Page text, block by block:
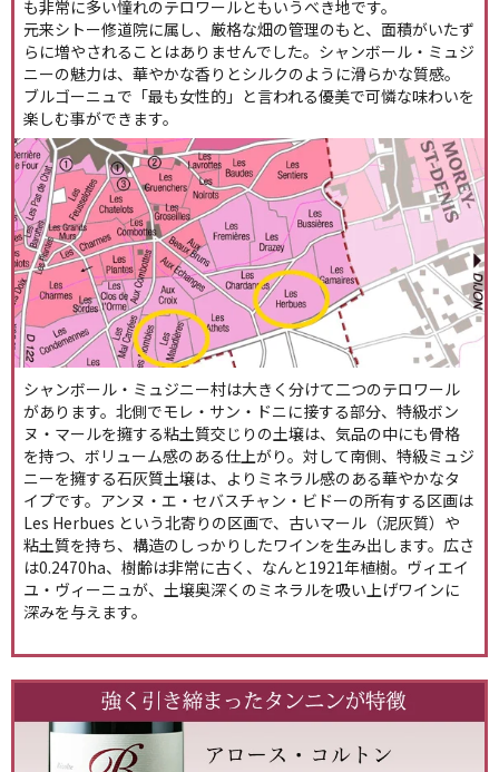
も非常に多い憧れのテロワールともいうべき地です。
元来シトー修道院に属し、厳格な畑の管理のもと、面積がいたず
らに増やされることはありませんでした。シャンボール・ミュジ
ニーの魅力は、華やかな香りとシルクのように滑らかな質感。
ブルゴーニュで「最も女性的」と言われる優美で可憐な味わいを
楽しむ事ができます。
シャンボール・ミュジニー村は大きく分けて二つのテロワール
があります。北側でモレ・サン・ドニに接する部分、特級ボン
ヌ・マールを擁する粘土質交じりの土壌は、気品の中にも骨格
を持つ、ボリューム感のある仕上がり。対して南側、特級ミュジ
ニーを擁する石灰質土壌は、よりミネラル感のある華やかなタ
イプです。アンヌ・エ・セバスチャン・ビドーの所有する区画は
Les Herbues という北寄りの区画で、古いマール（泥灰質）や
粘土質を持ち、構造のしっかりしたワインを生み出します。広さ
は0.2470ha、樹齢は非常に古く、なんと1921年植樹。ヴィエイ
ユ・ヴィーニュが、土壌奥深くのミネラルを吸い上げワインに
深みを与えます。